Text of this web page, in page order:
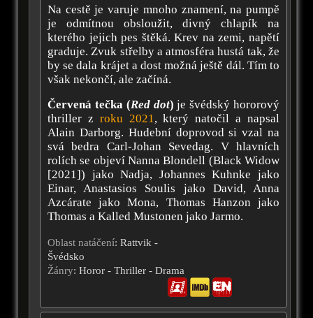
Na cestě je varuje mnoho znamení, na pumpě
je odmítnou obsloužit, divný chlapík na
kterého jejich pes štěká. Krev na zemi, napětí
graduje. Zvuk střelby a atmosféra hustá tak, že
by se dala krájet a dost možná ještě dál. Tím to
však nekončí, ale začíná.
Červená tečka (Red dot) je švédský hororový
thriller z roku 2021, který natočil a napsal
Alain Darborg. Hudební doprovod si vzal na
svá bedra Carl-Johan Sevedag. V hlavních
rolích se objeví Nanna Blondell (Black Widow
[2021]) jako Nadja, Johannes Kuhnke jako
Einar, Anastasios Soulis jako David, Anna
Azcárate jako Mona, Thomas Hanzon jako
Thomas a Kalled Mustonen jako Jarmo.
Oblast natáčení: Rattvik -
Švédsko
Žánry: Horor - Thriller - Drama